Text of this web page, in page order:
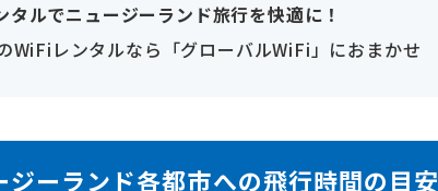
ルでニュージーランド旅行を快適に！
WiFiレンタルなら「グローバルWiFi」におまかせ
ジーランド各都市への飛行時間の目安